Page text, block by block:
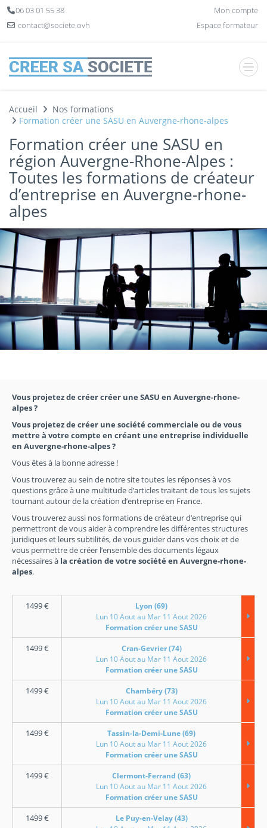
06 03 01 55 38
contact@societe.ovh
Mon compte
Espace formateur
Accueil
Nos formations
Formation créer une SASU en Auvergne-rhone-alpes
Formation créer une SASU en
région Auvergne-Rhone-Alpes :
Toutes les formations de créateur
d’entreprise en Auvergne-rhone-
alpes
Vous projetez de créer créer une SASU en Auvergne-rhone-
alpes ?
Vous projetez de créer une société commerciale ou de vous
mettre à votre compte en créant une entreprise individuelle
en Auvergne-rhone-alpes ?
Vous êtes à la bonne adresse !
Vous trouverez au sein de notre site toutes les réponses à vos
questions grâce à une multitude d’articles traitant de tous les sujets
tournant autour de la création d’entreprise en France.
Vous trouverez aussi nos formations de créateur d’entreprise qui
permettront de vous aider à comprendre les différentes structures
juridiques et leurs subtilités, de vous guider dans vos choix et de
vous permettre de créer l’ensemble des documents légaux
nécessaires à la création de votre société en Auvergne-rhone-
alpes.
1499€
Lyon (69)
Lun 10 Aout au Mar 11 Aout 2026
Formation créer une SASU
1499€
Cran-Gevrier (74)
Lun 10 Aout au Mar 11 Aout 2026
Formation créer une SASU
1499€
Chambéry (73)
Lun 10 Aout au Mar 11 Aout 2026
Formation créer une SASU
1499€
Tassin-la-Demi-Lune (69)
Lun 10 Aout au Mar 11 Aout 2026
Formation créer une SASU
1499€
Clermont-Ferrand (63)
Lun 10 Aout au Mar 11 Aout 2026
Formation créer une SASU
1499€
Le Puy-en-Velay (43)
Panneau de gestion des cookies